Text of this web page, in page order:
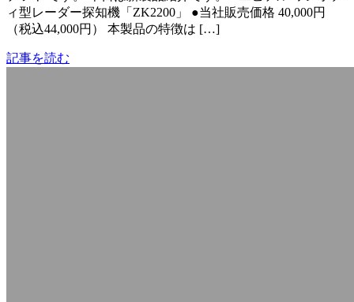
ィ型レーダー探知機「ZK2200」 ●当社販売価格 40,000円
（税込44,000円） 本製品の特徴は […]
記事を読む